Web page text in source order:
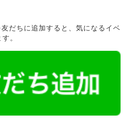
だちに追加すると、気になるイベ
。